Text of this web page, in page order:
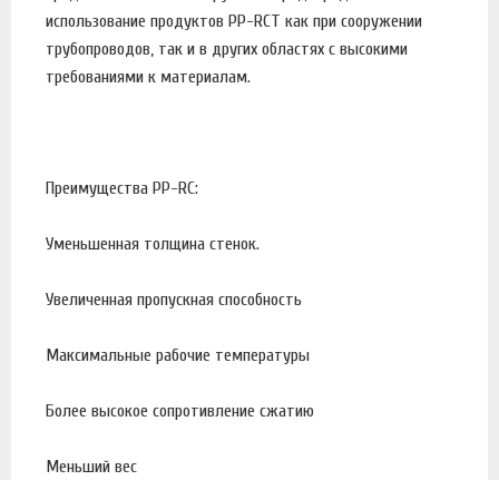
использование продуктов PP-RCT как при сооружении
трубопроводов, так и в других областях с высокими
требованиями к материалам.
Преимущества PP-RC:
Уменьшенная толщина стенок.
Увеличенная пропускная способность
Максимальные рабочие температуры
Более высокое сопротивление сжатию
Меньший вес